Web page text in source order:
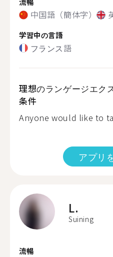
中国語（簡体字）
学習中の言語
フランス語
理想のランゲージエク
条件
Anyone would like to
アプリ
L.
Suining
流暢